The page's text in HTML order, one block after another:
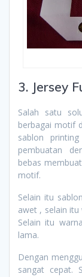
3. Jersey
Salah satu
berbagai motif
sablon
pembuatan
bebas
motif.
Selain itu
awet , selain
Selain itu
lama.
Dengan
sangat cepat.